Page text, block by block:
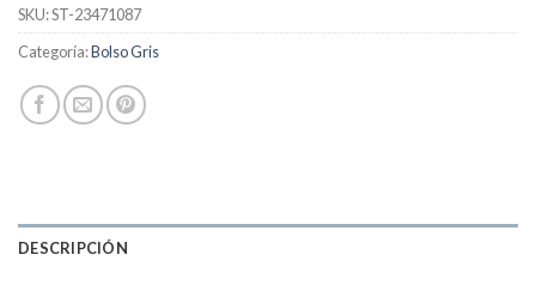
SKU:ST-23471087
Categoría:Bolso Gris
DESCRIPCIÓN